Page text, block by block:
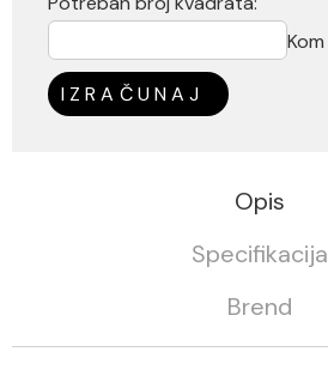
Kom
IZRAČUNAJ
Opis
Specifikacija
Brend